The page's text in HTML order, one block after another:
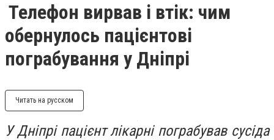
Телефон вирвав і втік: чим
обернулось пацієнтові
пограбування у Дніпрі
Читать на русском
У Дніпрі пацієнт лікарні пограбував сусіда